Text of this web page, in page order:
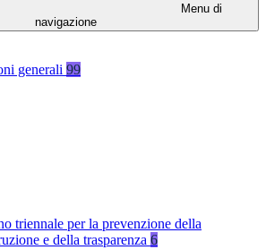
Menu di
navigazione
generali 99
triennale per la prevenzione della
e della trasparenza 6